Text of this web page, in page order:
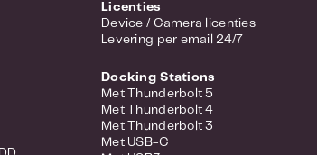
Licenties
Device / Camera licenties
Levering per email 24/7
Docking Stations
Met Thunderbolt 5
Met Thunderbolt 4
Met Thunderbolt 3
Met USB-C